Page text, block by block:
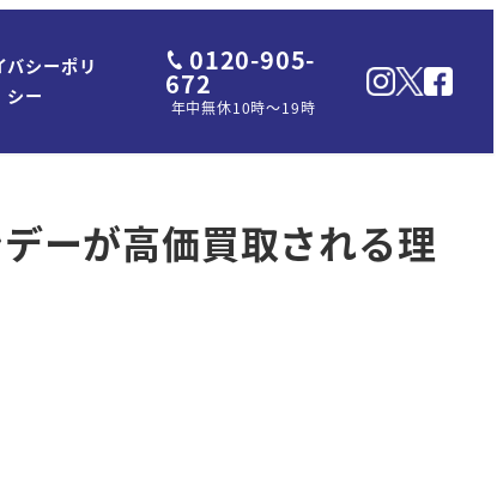
バシーポリ
シー
0120-905-
672
年中無休10時～19時
ーが高価買取される理